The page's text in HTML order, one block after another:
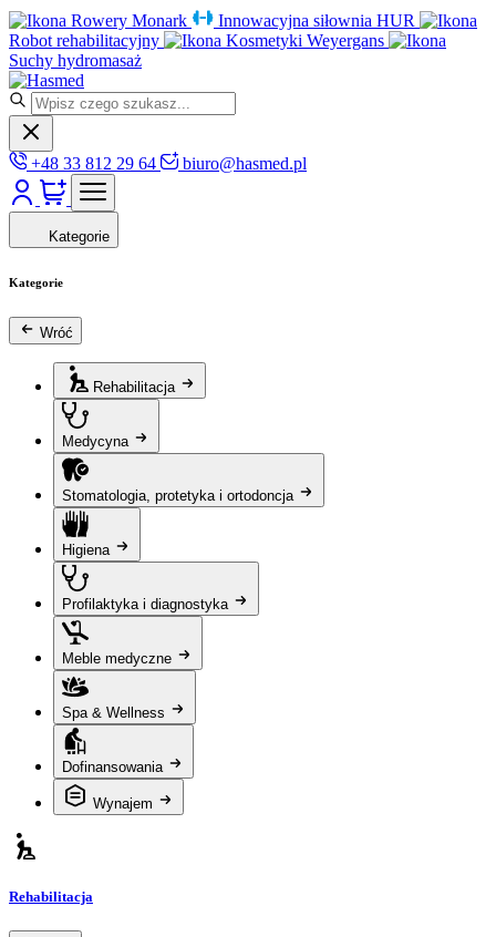
Rowery Monark
Innowacyjna siłownia HUR
Robot rehabilitacyjny
Kosmetyki Weyergans
Suchy hydromasaż
+48 33 812 29 64 biuro@hasmed.pl
Kategorie
Kategorie
Wróć
Rehabilitacja
Medycyna
Stomatologia, protetyka i ortodoncja
Higiena
Profilaktyka i diagnostyka
Meble medyczne
Spa & Wellness
Dofinansowania
Wynajem
Rehabilitacja